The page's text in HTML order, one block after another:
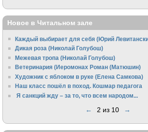
Новое в Читальном зале
Каждый выбирает для себя (Юрий
Дикая роза (Николай Голубош)
Межевая тропа (Николай Голубош)
Ветеринария (Иеромонах Роман (Матюшин)
Художник с яблоком в руке (Елена Самкова)
Наш класс пошёл в поход. Кошмар педагога
Я санкций жду – за то, что всем народом...
← 2 из 10 →